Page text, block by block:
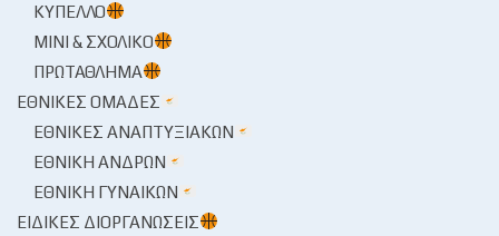
ΚΎΠΕΛΛΟ
ΜΊΝΙ & ΣΧΟΛΙΚΌ
ΠΡΩΤΆΘΛΗΜΑ
ΕΘΝΙΚΈΣ ΟΜΆΔΕΣ
ΕΘΝΙΚΈΣ ΑΝΑΠΤΥΞΙΑΚΏΝ
ΕΘΝΙΚΉ ΑΝΔΡΏΝ
ΕΘΝΙΚΉ ΓΥΝΑΙΚΏΝ
ΕΙΔΙΚΈΣ ΔΙΟΡΓΑΝΏΣΕΙΣ